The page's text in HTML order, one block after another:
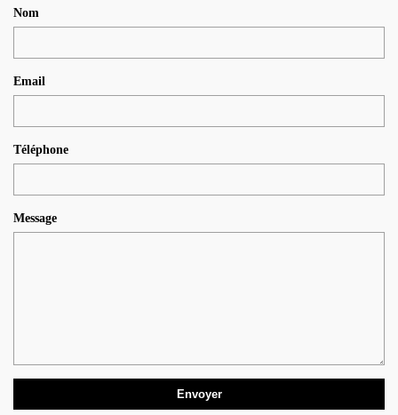
Nom
Email
Téléphone
Message